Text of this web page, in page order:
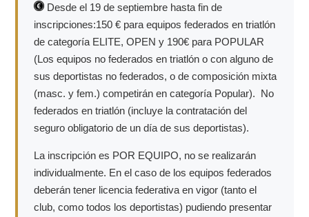
Desde el 19 de septiembre hasta fin de
inscripciones:150 € para equipos federados en triatlón
de categoría ELITE, OPEN y 190€ para POPULAR
(Los equipos no federados en triatlón o con alguno de
sus deportistas no federados, o de composición mixta
(masc. y fem.) competirán en categoría Popular). No
federados en triatlón (incluye la contratación del
seguro obligatorio de un día de sus deportistas).
La inscripción es POR EQUIPO, no se realizarán
individualmente. En el caso de los equipos federados
deberán tener licencia federativa en vigor (tanto el
club, como todos los deportistas) pudiendo presentar